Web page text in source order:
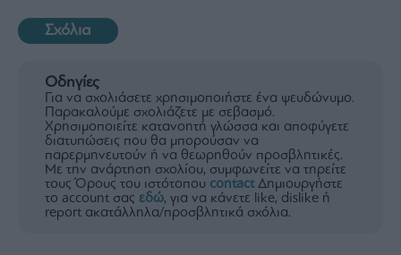
Σχόλια
Οδηγίες
Για να σχολιάσετε χρησιμοποιήστε ένα ψευδώνυμο.
Παρακαλούμε σχολιάζετε με σεβασμό.
Χρησιμοποιείτε κατανοητή γλώσσα και αποφύγετε
διατυπώσεις που θα μπορούσαν να
παρερμηνευτούν ή να θεωρηθούν προσβλητικές.
Με την ανάρτηση σχολίου, συμφωνείτε να τηρείτε
τους Όρους του ιστότοπου contactΔημιουργήστε
το account σας εδώ, για να κάνετε like, dislike ή
report ακατάλληλα/προσβλητικά σχόλια.